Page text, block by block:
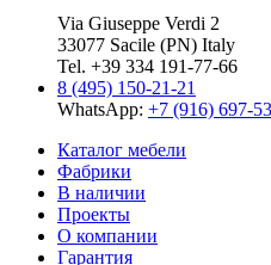
Via Giuseppe Verdi 2
33077 Sacile (PN) Italy
Tel. +39 334 191-77-66
8 (495) 150-21-21
WhatsApp: +7 (916) 697-
Каталог мебели
Фабрики
В наличии
Проекты
О компании
Гарантия